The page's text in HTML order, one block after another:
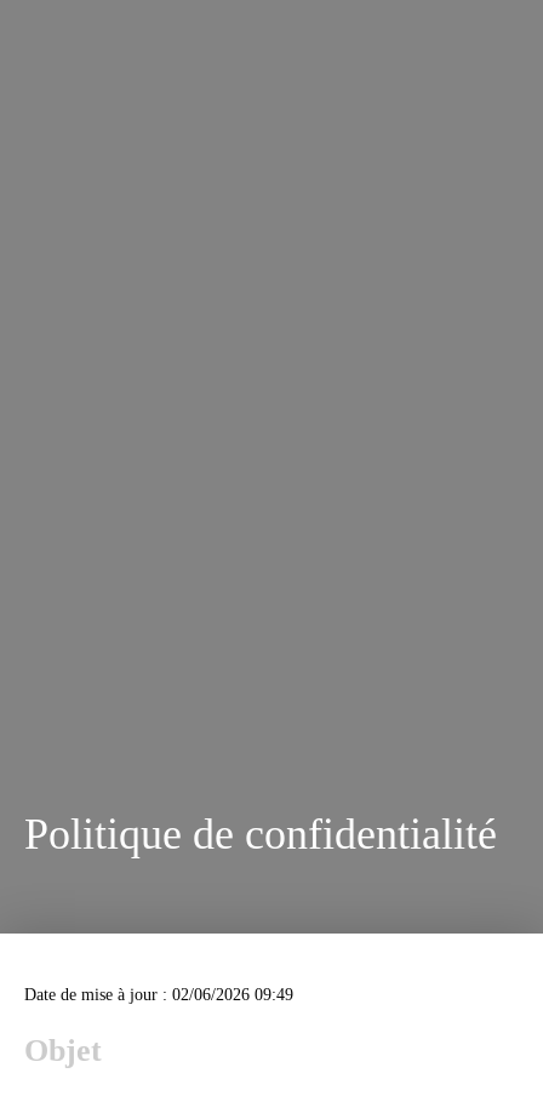
Politique de confidentialité
Date de mise à jour : 02/06/2026 09:49
Objet